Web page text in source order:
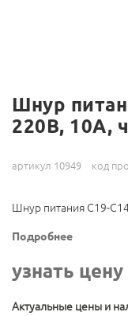
Шнур
220В, 10А,
артикул 10949 код
Шнур питания C19-
Подробнее
узнать цену
Актуальные цены и